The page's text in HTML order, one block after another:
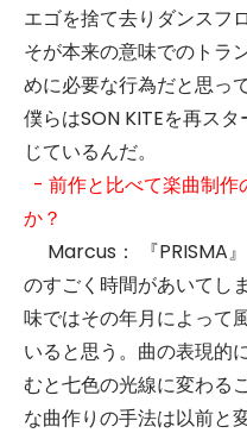
エゴを捨て去りダンスフ
そが本来の意味でのトラ
めに必要な行為だと思っ
僕らはSON KITEを再ス
じているんだ。
- 前作と比べて楽曲制作
か？
Marcus： 『PRISMA
のすごく時間があいてし
味ではその年月によって
いると思う。曲の表現的
むと七色の光線に変わる
な曲作りの手法は以前と